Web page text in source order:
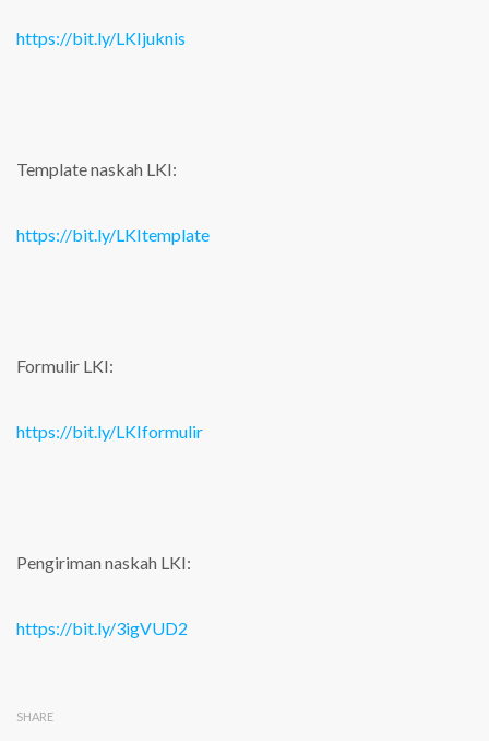
https://bit.ly/LKIjuknis
Template naskah LKI:
https://bit.ly/LKItemplate
Formulir LKI:
https://bit.ly/LKIformulir
Pengiriman naskah LKI:
https://bit.ly/3igVUD2
SHARE